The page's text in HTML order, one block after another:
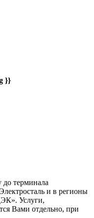
}}
до терминала
и в регионы
Услуги,
Вами отдельно, при